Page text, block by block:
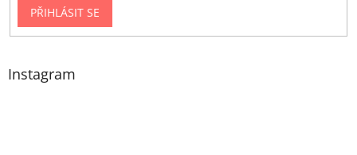
PŘIHLÁSIT SE
Instagram